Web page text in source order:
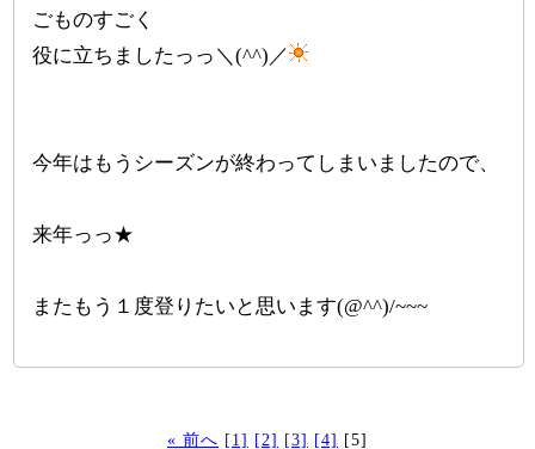
ごものすごく
役に立ちましたっっ＼(^^)／
今年はもうシーズンが終わってしまいましたので、
来年っっ★
またもう１度登りたいと思います(@^^)/~~~
« 前へ [1] [2] [3] [4] [5]